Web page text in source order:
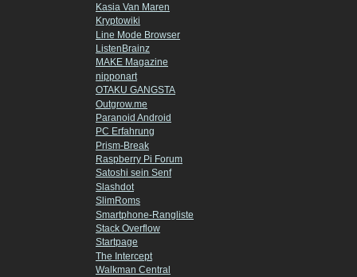
Kasia Van Maren
Kryptowiki
Line Mode Browser
ListenBrainz
MAKE Magazine
nipponart
OTAKU GANGSTA
Outgrow.me
Paranoid Android
PC Erfahrung
Prism-Break
Raspberry Pi Forum
Satoshi sein Senf
Slashdot
SlimRoms
Smartphone-Rangliste
Stack Overflow
Startpage
The Intercept
Walkman Central